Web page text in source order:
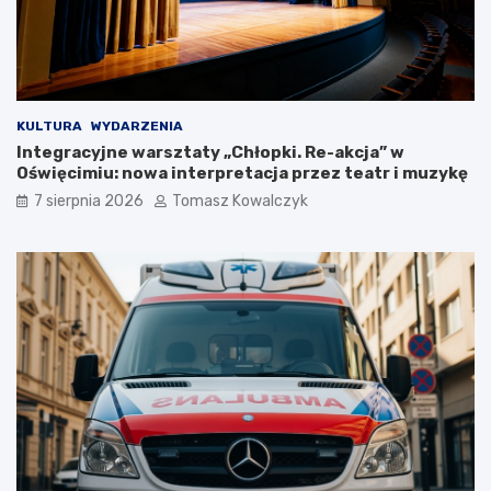
e
u
s
z
a
K
o
ś
i
s
k
i
o
s
i
ę
w
O
ś
w
ę
i
m
i
u
!
KULTURA WYDARZENIA
Integracyjne warsztaty „Chłopki. Re-akcja” w
Oświęcimiu: nowa interpretacja przez teatr i muzykę
7 sierpnia 2026 Tomasz Kowalczyk